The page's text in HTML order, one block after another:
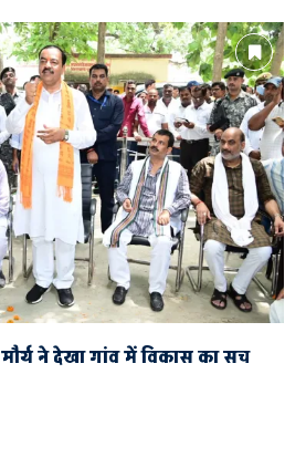
ने देखा गांव में विकास का सच